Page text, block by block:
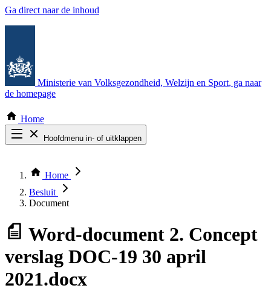
Ga direct naar de inhoud
Ministerie van Volksgezondheid, Welzijn en Sport, ga naar
de homepage
Home
Hoofdmenu in- of uitklappen
Thema COVID-19
Bekijk per bestuursorgaan
Home
Besluit
Document
Word-document 2. Concept
verslag DOC-19 30 april
2021.docx